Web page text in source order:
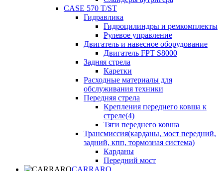
CASE 570 T/ST
Гидравлика
Гидроцилиндры и ремкомплекты
Рулевое управление
Двигатель и навесное оборудование
Двигатель FPT S8000
Задняя стрела
Каретки
Расходные материалы для
обслуживания техники
Передняя стрела
Крепления переднего ковша к
стреле(4)
Тяги переднего ковша
Трансмиссия(карданы, мост передний,
задний, кпп, тормозная система)
Карданы
Передний мост
CARRARO